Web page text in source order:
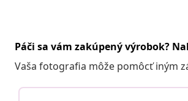
Páči sa vám zakúpený výrobok?
Vaša fotografia môže pomôcť iným